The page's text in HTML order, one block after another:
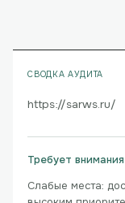
СВОДКА АУДИТА
https://sarws.ru/
Требует внимания
Слабые места: